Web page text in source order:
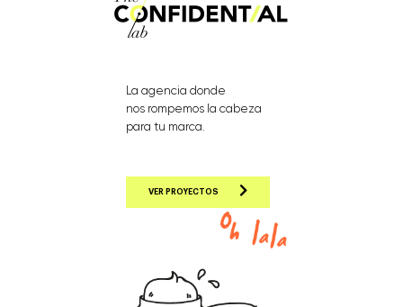
La agencia donde
nos rompemos la cabeza
para tu marca.
VER PROYECTOS